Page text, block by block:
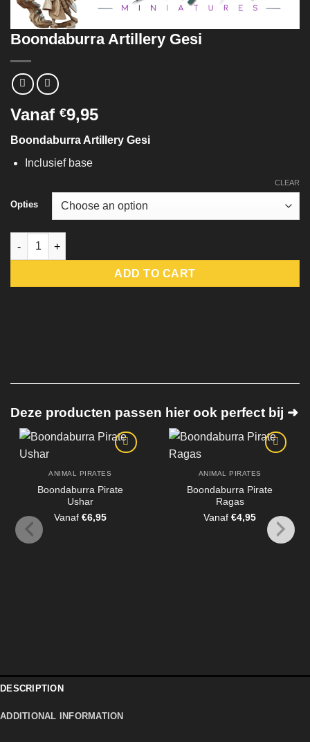
Boondaburra Artillery Gesi
Vanaf €9,95
Boondaburra Artillery Gesi
Inclusief base
Opties
CLEAR
Boondaburra Artillery Gesi quantity
ADD TO CART
Deze producten passen hier ook perfect bij ➜
ANIMAL PIRATES
Boondaburra Pirate
Ushar
Vanaf €6,95
ANIMAL PIRATES
Boondaburra Pirate
Ragas
Vanaf€4,95
DESCRIPTION
ADDITIONAL INFORMATION